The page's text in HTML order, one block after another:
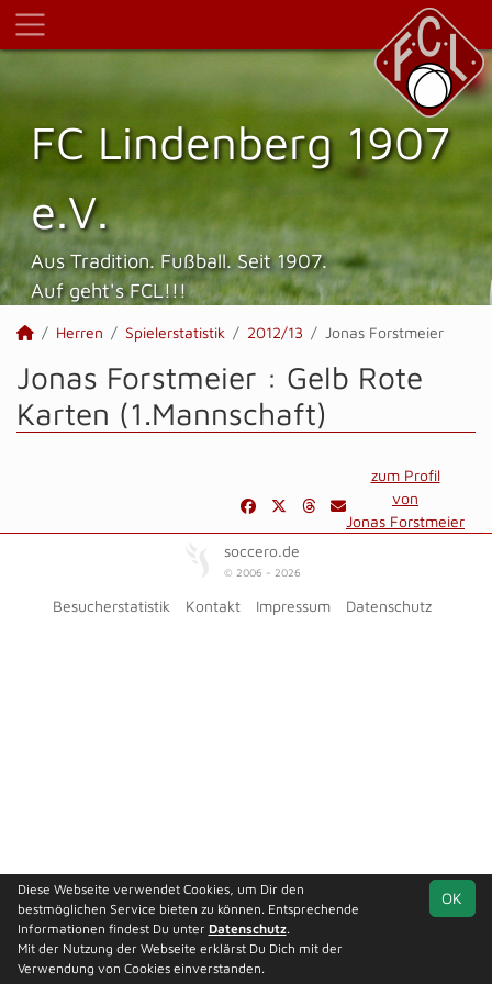
FC Lindenberg 1907
e.V.
Aus Tradition. Fußball. Seit 1907.
Auf geht's FCL!!!
Herren Spielerstatistik 2012/13 Jonas Forstmeier
Jonas Forstmeier : Gelb Rote
Karten (1.Mannschaft)
zum Profil
von
Jonas Forstmeier
soccero.de
© 2006 - 2026
Besucherstatistik Kontakt Impressum Datenschutz
OK
Diese Webseite verwendet Cookies, um Dir den
bestmöglichen Service bieten zu können. Entsprechende
Informationen findest Du unter Datenschutz.
Mit der Nutzung der Webseite erklärst Du Dich mit der
Verwendung von Cookies einverstanden.